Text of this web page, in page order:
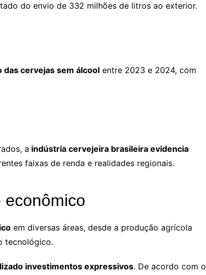
do envio de 332 milhões de litros ao exterior.
cervejas sem álcool entre 2023 e 2024, com
a indústria cervejeira brasileira evidencia
faixas de renda e realidades regionais.
econômico
em diversas áreas, desde a produção agrícola
tecnológico.
investimentos expressivos. De acordo com o